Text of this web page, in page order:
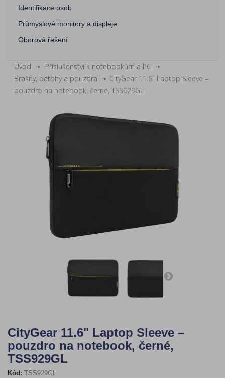
Identifikace osob
Průmyslové monitory a displeje
Oborová řešení
Úvod
Příslušenství k notebookům a PC
Brašny, batohy a pouzdra
CityGear 11.6" Laptop Sleeve –
pouzdro na notebook, černé, TSS929GL
CityGear 11.6" Laptop Sleeve –
pouzdro na notebook, černé,
TSS929GL
Kód: TSS929GL